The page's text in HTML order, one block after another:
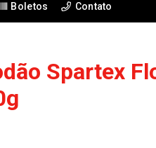
Boletos Contato
Spartex